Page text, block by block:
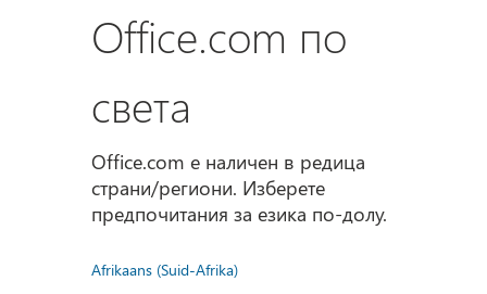
Office.com по
света
Office.com е наличен в редица
страни/региони. Изберете
предпочитания за езика по-долу.
Afrikaans (Suid-Afrika)